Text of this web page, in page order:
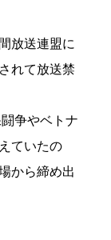
放送連盟に
れて放送禁
争やベトナ
ていたの
から締め出